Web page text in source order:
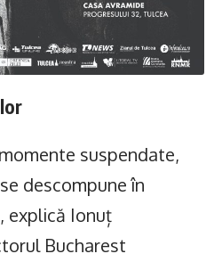
suspendate,
descompune în
explică Ionuț
Bucharest